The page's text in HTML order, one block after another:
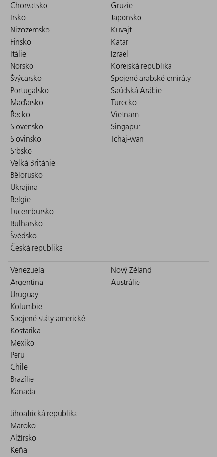
Chorvatsko
Irsko
Nizozemsko
Finsko
Itálie
Norsko
Švýcarsko
Portugalsko
Maďarsko
Řecko
Slovensko
Slovinsko
Srbsko
Velká Británie
Bělorusko
Ukrajina
Belgie
Lucembursko
Bulharsko
Švédsko
Česká republika
Gruzie
Japonsko
Kuvajt
Katar
Izrael
Korejská republika
Spojené arabské emiráty
Saúdská Arábie
Turecko
Vietnam
Singapur
Tchaj-wan
Venezuela
Argentina
Uruguay
Kolumbie
Spojené státy americké
Kostarika
Mexiko
Peru
Chile
Brazílie
Kanada
Nový Zéland
Austrálie
Jihoafrická republika
Maroko
Alžírsko
Keňa